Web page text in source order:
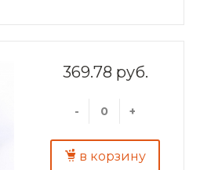
369.78 руб.
- +
в корзину